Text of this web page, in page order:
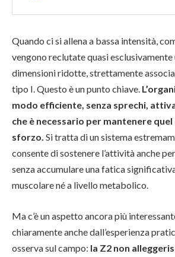
Quando ci si allena a bassa intensità,
vengono reclutate quasi
dimensioni ridotte, strettamente
tipo I. Questo è un punto chiave.
modo efficiente, senza sprechi,
che è necessario per mantenere
sforzo. Si tratta di un sistema
consente di sostenere l’attività anche
senza accumulare una fatica
muscolare né a livello metabolico.
Ma c’è un aspetto ancora più
chiaramente anche dall’esperienza
osserva sul campo: la Z2 non